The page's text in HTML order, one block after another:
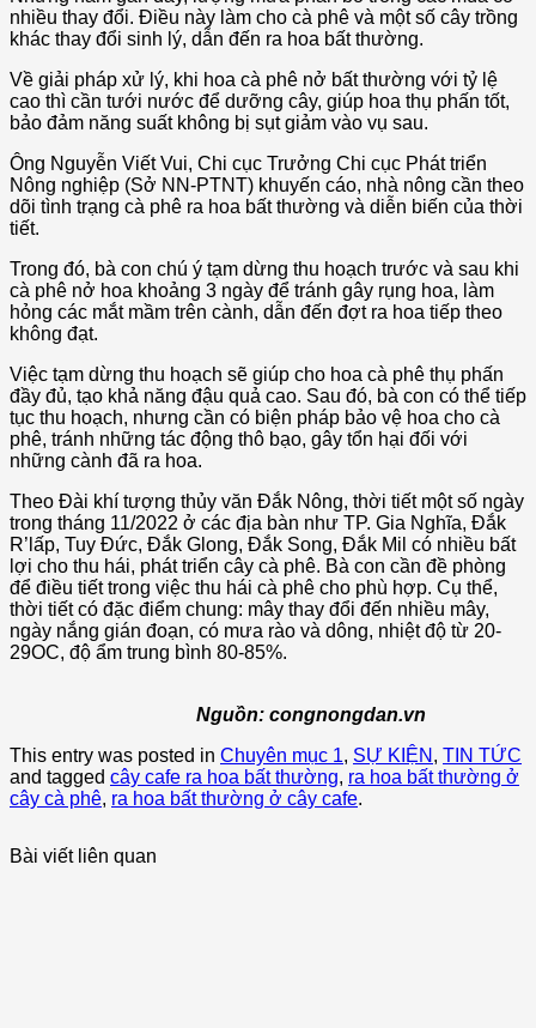
nhiều thay đổi. Điều này làm cho cà phê và một số cây trồng
khác thay đổi sinh lý, dẫn đến ra hoa bất thường.
Về giải pháp xử lý, khi hoa cà phê nở bất thường với tỷ lệ
cao thì cần tưới nước để dưỡng cây, giúp hoa thụ phấn tốt,
bảo đảm năng suất không bị sụt giảm vào vụ sau.
Ông Nguyễn Viết Vui, Chi cục Trưởng Chi cục Phát triển
Nông nghiệp (Sở NN-PTNT) khuyến cáo, nhà nông cần theo
dõi tình trạng cà phê ra hoa bất thường và diễn biến của thời
tiết.
Trong đó, bà con chú ý tạm dừng thu hoạch trước và sau khi
cà phê nở hoa khoảng 3 ngày để tránh gây rụng hoa, làm
hỏng các mắt mầm trên cành, dẫn đến đợt ra hoa tiếp theo
không đạt.
Việc tạm dừng thu hoạch sẽ giúp cho hoa cà phê thụ phấn
đầy đủ, tạo khả năng đậu quả cao. Sau đó, bà con có thể tiếp
tục thu hoạch, nhưng cần có biện pháp bảo vệ hoa cho cà
phê, tránh những tác động thô bạo, gây tổn hại đối với
những cành đã ra hoa.
Theo Ðài khí tượng thủy văn Ðắk Nông, thời tiết một số ngày
trong tháng 11/2022 ở các địa bàn như TP. Gia Nghĩa, Ðắk
R’lấp, Tuy Ðức, Ðắk Glong, Ðắk Song, Ðắk Mil có nhiều bất
lợi cho thu hái, phát triển cây cà phê. Bà con cần đề phòng
để điều tiết trong việc thu hái cà phê cho phù hợp. Cụ thể,
thời tiết có đặc điểm chung: mây thay đổi đến nhiều mây,
ngày nắng gián đoạn, có mưa rào và dông, nhiệt độ từ 20-
29OC, độ ẩm trung bình 80-85%.
Nguồn: congnongdan.vn
This entry was posted in Chuyên mục 1, SỰ KIỆN , TIN TỨC
and tagged cây cafe ra hoa bất thường, ra hoa bất thường ở
cây cà phê, ra hoa bất thường ở cây cafe.
Bài viết liên quan